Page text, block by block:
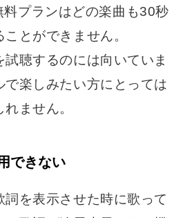
プランはどの楽曲も30秒
とができません。
聴するのには向いていま
で楽しみたい方にとっては
ません。
できない
詞を表示させた時に歌って